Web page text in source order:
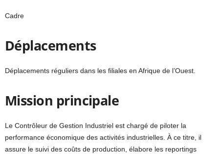
Cadre
Déplacements
Déplacements réguliers dans les filiales en Afrique de l’Ouest.
Mission principale
Le Contrôleur de Gestion Industriel est chargé de piloter la
performance économique des activités industrielles. À ce titre, il
assure le suivi des coûts de production, élabore les reportings